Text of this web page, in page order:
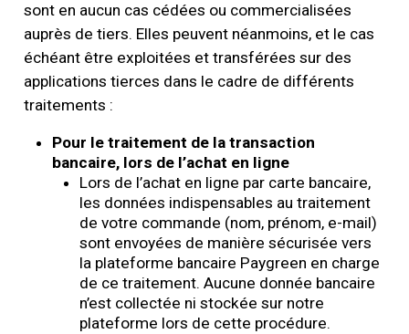
sont en aucun cas cédées ou commercialisées
auprès de tiers. Elles peuvent néanmoins, et le cas
échéant être exploitées et transférées sur des
applications tierces dans le cadre de différents
traitements :
Pour le traitement de la transaction
bancaire, lors de l’achat en ligne
Lors de l’achat en ligne par carte bancaire,
les données indispensables au traitement
de votre commande (nom, prénom, e-mail)
sont envoyées de manière sécurisée vers
la plateforme bancaire Paygreen en charge
de ce traitement. Aucune donnée bancaire
n’est collectée ni stockée sur notre
plateforme lors de cette procédure.